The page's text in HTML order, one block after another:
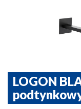
LOGON